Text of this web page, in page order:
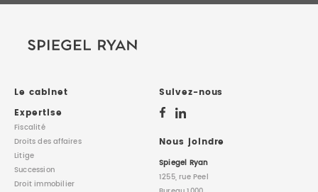
Le cabinet
Expertise
Fiscalité
Droits des affaires
Litige
Succession
Droit immobilier
Suivez-nous
Nous joindre
Spiegel Ryan
1255, rue Peel